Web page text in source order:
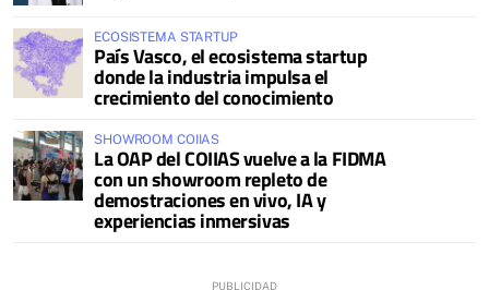
ECOSISTEMA STARTUP
País Vasco, el ecosistema startup
donde la industria impulsa el
crecimiento del conocimiento
SHOWROOM COIIAS
La OAP del COIIAS vuelve a la FIDMA
con un showroom repleto de
demostraciones en vivo, IA y
experiencias inmersivas